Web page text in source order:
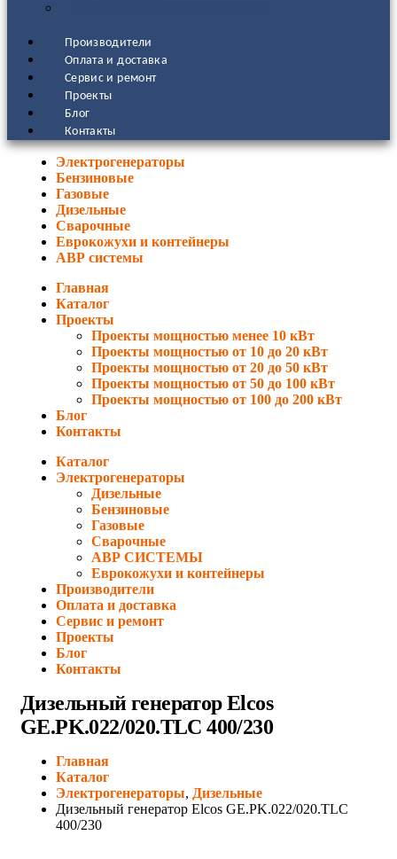
Производители
Оплата и доставка
Сервис и ремонт
Проекты
Блог
Контакты
Электрогенераторы
Бензиновые
Газовые
Дизельные
Сварочные
Еврокожухи и контейнеры
АВР системы
Главная
Каталог
Проекты
Проекты мощностью менее 10 кВт
Проекты мощностью от 10 до 20 кВт
Проекты мощностью от 20 до 50 кВт
Проекты мощностью от 50 до 100 кВт
Проекты мощностью от 100 до 200 кВт
Блог
Контакты
Каталог
Электрогенераторы
Дизельные
Бензиновые
Газовые
Сварочные
АВР СИСТЕМЫ
Еврокожухи и контейнеры
Производители
Оплата и доставка
Сервис и ремонт
Проекты
Блог
Контакты
Дизельный генератор Elcos
GE.PK.022/020.TLC 400/230
Главная
Каталог
Электрогенераторы, Дизельные
Дизельный генератор Elcos GE.PK.022/020.TLC
400/230